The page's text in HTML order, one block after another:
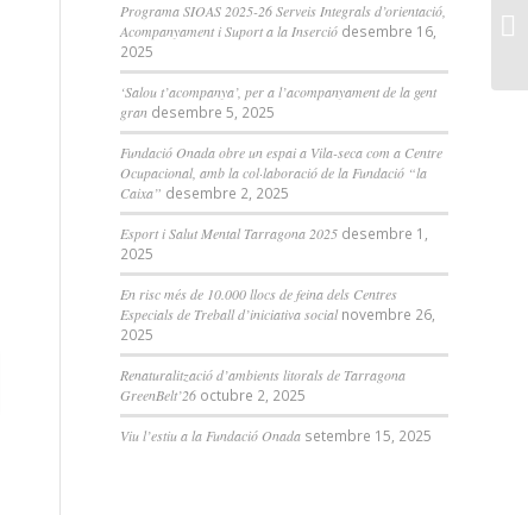
Programa SIOAS 2025-26 Serveis Integrals d’orientació,
Acompanyament i Suport a la Inserció desembre 16,
2025
‘Salou t’acompanya’, per a l’acompanyament de la gent
gran desembre 5, 2025
Fundació Onada obre un espai a Vila-seca com a Centre
Ocupacional, amb la col·laboració de la Fundació “la
Caixa” desembre 2, 2025
Esport i Salut Mental Tarragona 2025 desembre 1,
2025
En risc més de 10.000 llocs de feina dels Centres
Especials de Treball d’iniciativa social novembre 26,
2025
Renaturalització d’ambients litorals de Tarragona
GreenBelt’26 octubre 2, 2025
Viu l’estiu a la Fundació Onada setembre 15, 2025